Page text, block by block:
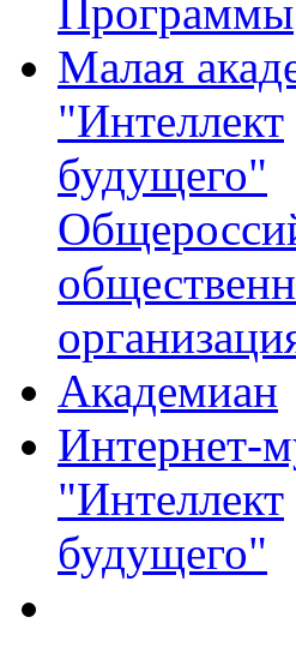
Программы
Малая
"Интеллект
будущего"
Академиан
Интернет-
"Интеллект
будущего"